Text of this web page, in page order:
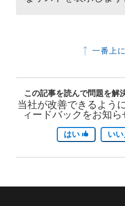
一番上
この記事を読んで問題を解
当社が改善できるよう
ィードバックをお知ら
はい いい